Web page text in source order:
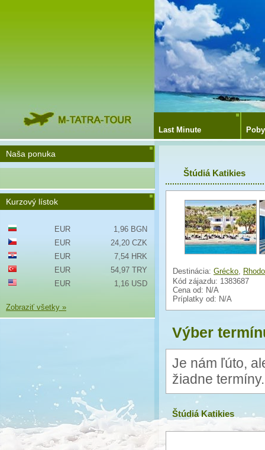
Last Minute
Štúdiá Katikies
Destinácia: Grécko,
Kód zájazdu: 1383687
Cena od: N/A
Príplatky od: N/A
Výber
Je nám ľúto,
žiadne
Štúdiá Katikies
Naša ponuka
Kurzový lístok
EUR
1,96 BGN
EUR
24,20 CZK
EUR
7,54 HRK
EUR
54,97 TRY
EUR
1,16 USD
Zobraziť všetky »